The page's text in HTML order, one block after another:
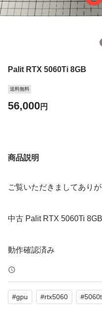
Palit RTX 5060Ti 8GB
送料無料
56,000円
商品説明
ご覧いただきましてあり
中古 Palit RTX 5060Ti 8GB
動作確認済み
#gpu #rtx5060 #